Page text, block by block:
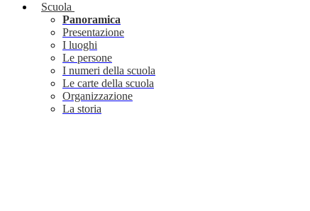
Scuola
Panoramica
Presentazione
I luoghi
Le persone
I numeri della scuola
Le carte della scuola
Organizzazione
La storia